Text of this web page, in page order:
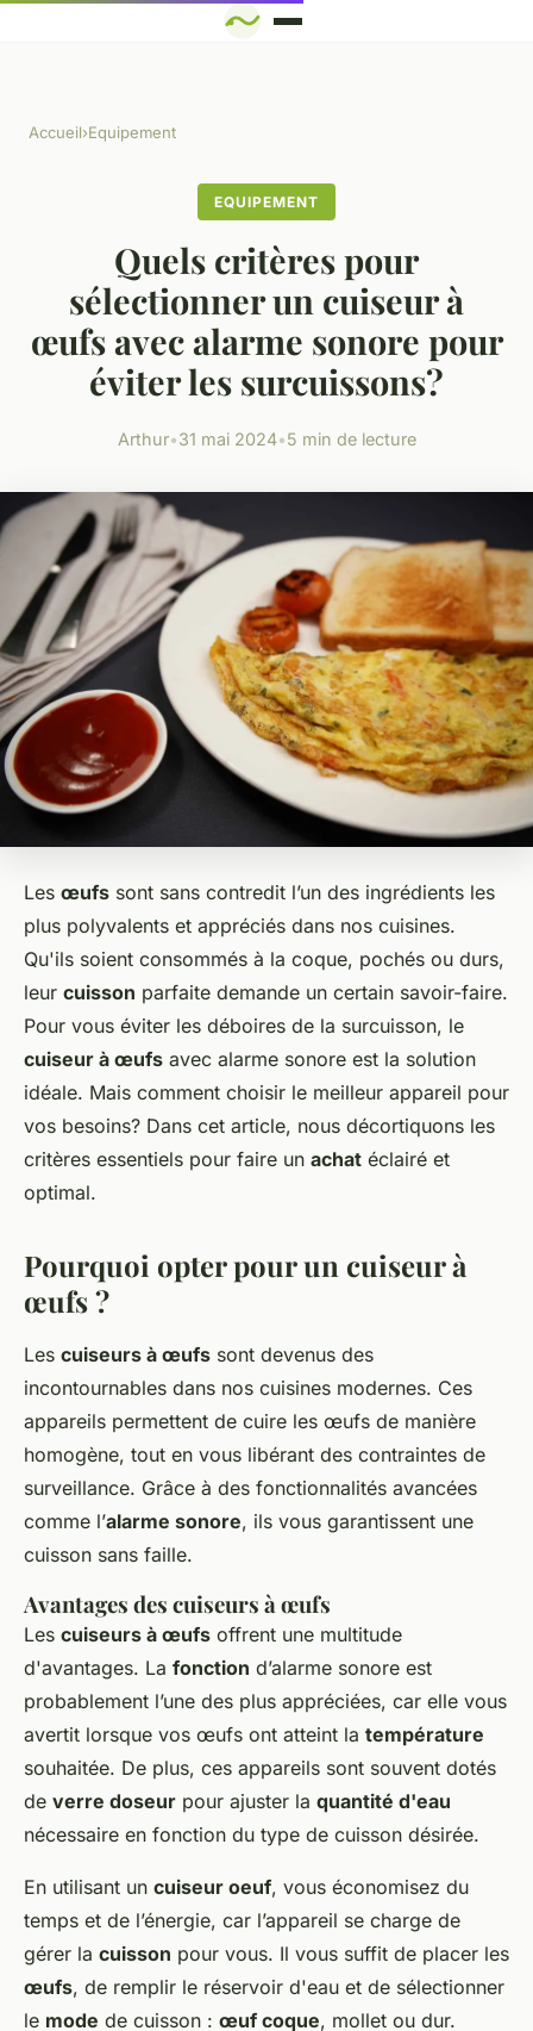
Accueil›Equipement
EQUIPEMENT
Quels critères pour
sélectionner un cuiseur à
œufs avec alarme sonore pour
éviter les surcuissons?
Arthur•31 mai 2024•5 min de lecture
Les œufs sont sans contredit l’un des ingrédients les
plus polyvalents et appréciés dans nos cuisines.
Qu'ils soient consommés à la coque, pochés ou durs,
leur cuisson parfaite demande un certain savoir-faire.
Pour vous éviter les déboires de la surcuisson, le
cuiseur à œufs avec alarme sonore est la solution
idéale. Mais comment choisir le meilleur appareil pour
vos besoins? Dans cet article, nous décortiquons les
critères essentiels pour faire un achat éclairé et
optimal.
Pourquoi opter pour un cuiseur à
œufs ?
Les cuiseurs à œufs sont devenus des
incontournables dans nos cuisines modernes. Ces
appareils permettent de cuire les œufs de manière
homogène, tout en vous libérant des contraintes de
surveillance. Grâce à des fonctionnalités avancées
comme l’alarme sonore, ils vous garantissent une
cuisson sans faille.
Avantages des cuiseurs à œufs
Les cuiseurs à œufs offrent une multitude
d'avantages. La fonction d’alarme sonore est
probablement l’une des plus appréciées, car elle vous
avertit lorsque vos œufs ont atteint la température
souhaitée. De plus, ces appareils sont souvent dotés
de verre doseur pour ajuster la quantité d'eau
nécessaire en fonction du type de cuisson désirée.
En utilisant un cuiseur oeuf, vous économisez du
temps et de l’énergie, car l’appareil se charge de
gérer la cuisson pour vous. Il vous suffit de placer les
œufs, de remplir le réservoir d'eau et de sélectionner
le mode de cuisson : œuf coque, mollet ou dur.